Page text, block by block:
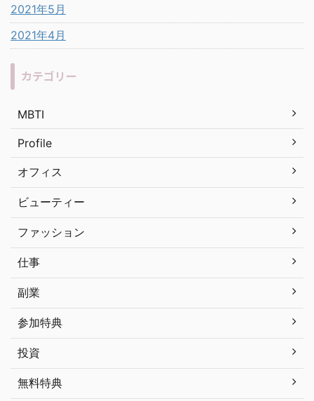
2021年5月
2021年4月
カテゴリー
MBTI
Profile
オフィス
ビューティー
ファッション
仕事
副業
参加特典
投資
無料特典